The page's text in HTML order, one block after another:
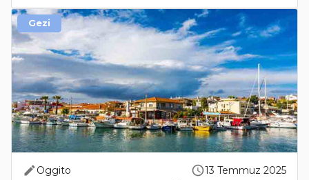
Oggito 13 Temmuz 2025
Gezi